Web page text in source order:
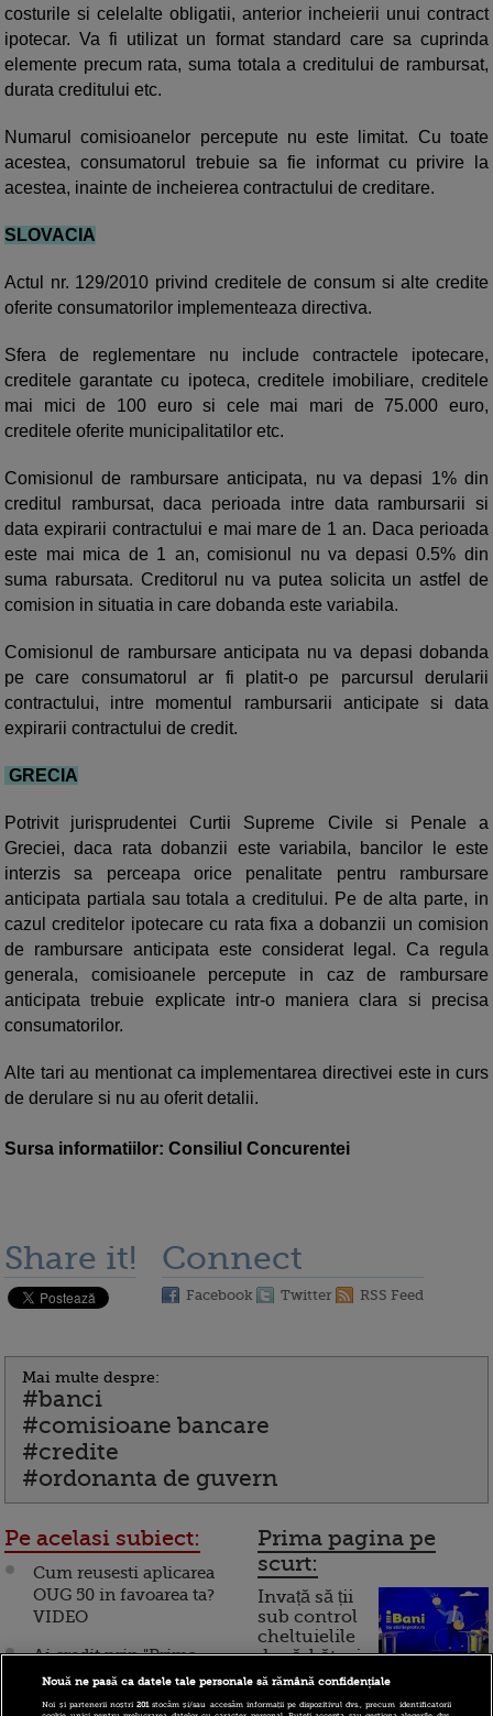
costurile si celelalte obligatii, anterior incheierii unui contract
ipotecar. Va fi utilizat un format standard care sa cuprinda
elemente precum rata, suma totala a creditului de rambursat,
durata creditului etc.
Numarul comisioanelor percepute nu este limitat. Cu toate
acestea, consumatorul trebuie sa fie informat cu privire la
acestea, inainte de incheierea contractului de creditare.
SLOVACIA
Actul nr. 129/2010 privind creditele de consum si alte credite
oferite consumatorilor implementeaza directiva.
Sfera de reglementare nu include contractele ipotecare,
creditele garantate cu ipoteca, creditele imobiliare, creditele
mai mici de 100 euro si cele mai mari de 75.000 euro,
creditele oferite municipalitatilor etc.
Comisionul de rambursare anticipata, nu va depasi 1% din
creditul rambursat, daca perioada intre data rambursarii si
data expirarii contractului e mai mare de 1 an. Daca perioada
este mai mica de 1 an, comisionul nu va depasi 0.5% din
suma rabursata. Creditorul nu va putea solicita un astfel de
comision in situatia in care dobanda este variabila.
Comisionul de rambursare anticipata nu va depasi dobanda
pe care consumatorul ar fi platit-o pe parcursul derularii
contractului, intre momentul rambursarii anticipate si data
expirarii contractului de credit.
GRECIA
Potrivit jurisprudentei Curtii Supreme Civile si Penale a
Greciei, daca rata dobanzii este variabila, bancilor le este
interzis sa perceapa orice penalitate pentru rambursare
anticipata partiala sau totala a creditului. Pe de alta parte, in
cazul creditelor ipotecare cu rata fixa a dobanzii un comision
de rambursare anticipata este considerat legal. Ca regula
generala, comisioanele percepute in caz de rambursare
anticipata trebuie explicate intr-o maniera clara si precisa
consumatorilor.
Alte tari au mentionat ca implementarea directivei este in curs
de derulare si nu au oferit detalii.
Sursa informatiilor: Consiliul Concurentei
Share it! Connect
Facebook Twitter RSS Feed
Mai multe despre:
#banci
#comisioane bancare
#credite
#ordonanta de guvern
Pe acelasi subiect:
Cum reusesti aplicarea
OUG 50 in favoarea ta?
VIDEO
Ai credit prin "Prima
Casa"? Se modifica sau
nu contractul conform
Prima pagina pe
scurt:
Invață să ții
sub control
cheltuielile
de sărbători.
Cum
Nouă ne pasă ca datele tale personale să rămână confidențiale
Noi și partenerii noștri201stocăm și/sau accesăm informații pe dispozitivul dvs., precum identificatorii